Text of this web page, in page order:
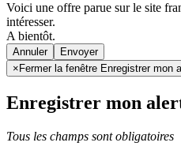
Voici une offre parue sur le site
intéresser.
A bientôt.
Annuler
× Fermer la fenêtre Enregistrer mon
Enregistrer mon
Tous les champs sont obligatoires